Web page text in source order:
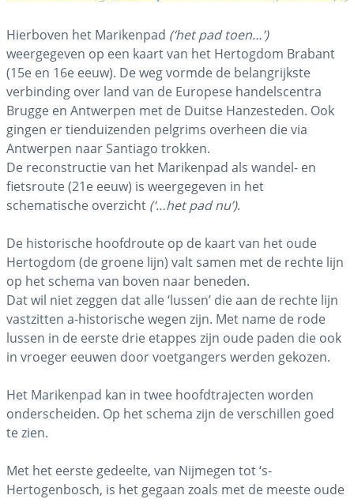
Hierboven het Marikenpad (‘het pad toen…’)
weergegeven op een kaart van het Hertogdom Brabant
(15e en 16e eeuw). De weg vormde de belangrijkste
verbinding over land van de Europese handelscentra
Brugge en Antwerpen met de Duitse Hanzesteden. Ook
gingen er tienduizenden pelgrims overheen die via
Antwerpen naar Santiago trokken.
De reconstructie van het Marikenpad als wandel- en
fietsroute (21e eeuw) is weergegeven in het
schematische overzicht (‘…het pad nu’).
De historische hoofdroute op de kaart van het oude
Hertogdom (de groene lijn) valt samen met de rechte lijn
op het schema van boven naar beneden.
Dat wil niet zeggen dat alle ‘lussen’ die aan de rechte lijn
vastzitten a-historische wegen zijn. Met name de rode
lussen in de eerste drie etappes zijn oude paden die ook
in vroeger eeuwen door voetgangers werden gekozen.
Het Marikenpad kan in twee hoofdtrajecten worden
onderscheiden. Op het schema zijn de verschillen goed
te zien.
Met het eerste gedeelte, van Nijmegen tot ‘s-
Hertogenbosch, is het gegaan zoals met de meeste oude